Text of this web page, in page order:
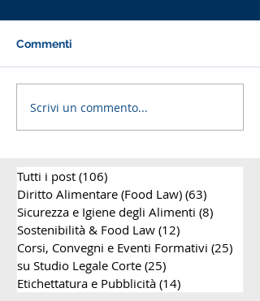
Riforma dei reati
alimentari nella L. 75
Commenti
Scrivi un commento...
Tutti i post (106)
Diritto Alimentare (Food Law) (63)
Sicurezza e Igiene degli Alimenti (8)
Sostenibilità & Food Law (12)
Corsi, Convegni e Eventi Formativi (25)
su Studio Legale Corte (25)
Etichettatura e Pubblicità (14)